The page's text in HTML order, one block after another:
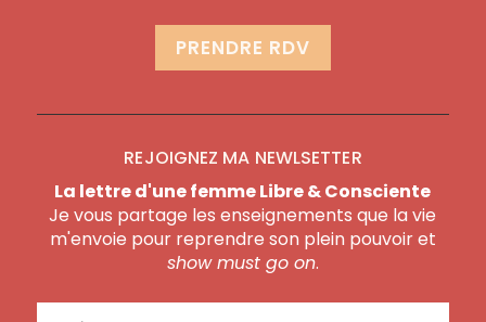
PRENDRE RDV
REJOIGNEZ MA NEWLSETTER
La lettre d'une femme Libre & Consciente
Je vous partage les enseignements que la vie
m'envoie pour reprendre son plein pouvoir et
show must go on.